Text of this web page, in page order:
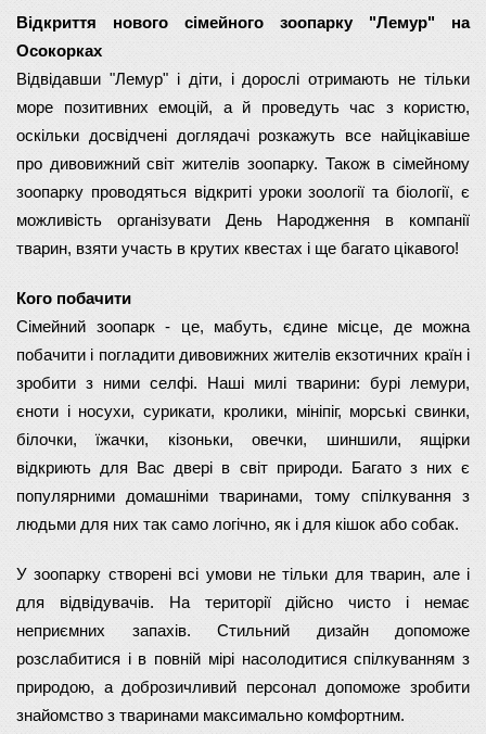
Відкриття нового сімейного зоопарку "Лемур" на
Осокорках
Відвідавши "Лемур" і діти, і дорослі отримають не тільки
море позитивних емоцій, а й проведуть час з користю,
оскільки досвідчені доглядачі розкажуть все найцікавіше
про дивовижний світ жителів зоопарку. Також в сімейному
зоопарку проводяться відкриті уроки зоології та біології, є
можливість організувати День Народження в компанії
тварин, взяти участь в крутих квестах і ще багато цікавого!
Кого побачити
Сімейний зоопарк - це, мабуть, єдине місце, де можна
побачити і погладити дивовижних жителів екзотичних країн і
зробити з ними селфі. Наші милі тварини: бурі лемури,
єноти і носухи, сурикати, кролики, мініпіг, морські свинки,
білочки, їжачки, кізоньки, овечки, шиншили, ящірки
відкриють для Вас двері в світ природи. Багато з них є
популярними домашніми тваринами, тому спілкування з
людьми для них так само логічно, як і для кішок або собак.
У зоопарку створені всі умови не тільки для тварин, але і
для відвідувачів. На території дійсно чисто і немає
неприємних запахів. Стильний дизайн допоможе
розслабитися і в повній мірі насолодитися спілкуванням з
природою, а доброзичливий персонал допоможе зробити
знайомство з тваринами максимально комфортним.